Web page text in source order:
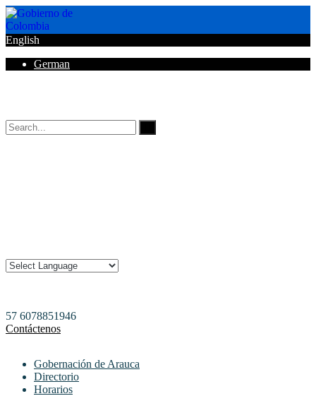
English
German
57 6078851946
Contáctenos
Gobernación de Arauca
Directorio
Horarios